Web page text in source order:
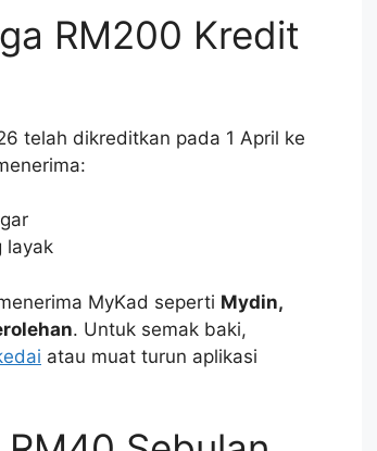
RM200 Kredit
telah dikreditkan pada 1 April ke
layak
MyKad seperti Mydin,
. Untuk semak baki,
atau muat turun aplikasi